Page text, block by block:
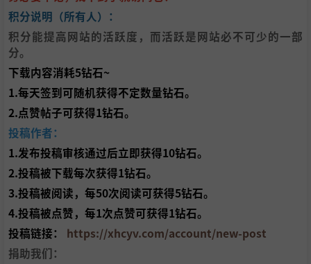
积分说明（所有人）：
积分能提高网站的活跃度，而活跃是网站必不可少的一部
分。
下载内容消耗5钻石~
1.每天签到可随机获得不定数量钻石。
2.点赞帖子可获得1钻石。
投稿作者：
1.发布投稿审核通过后立即获得10钻石。
2.投稿被下载每次获得1钻石。
3.投稿被阅读，每50次阅读可获得5钻石。
4.投稿被点赞，每1次点赞可获得1钻石。
投稿链接：
https://xhcyv.com/account/new-post
捐助我们：